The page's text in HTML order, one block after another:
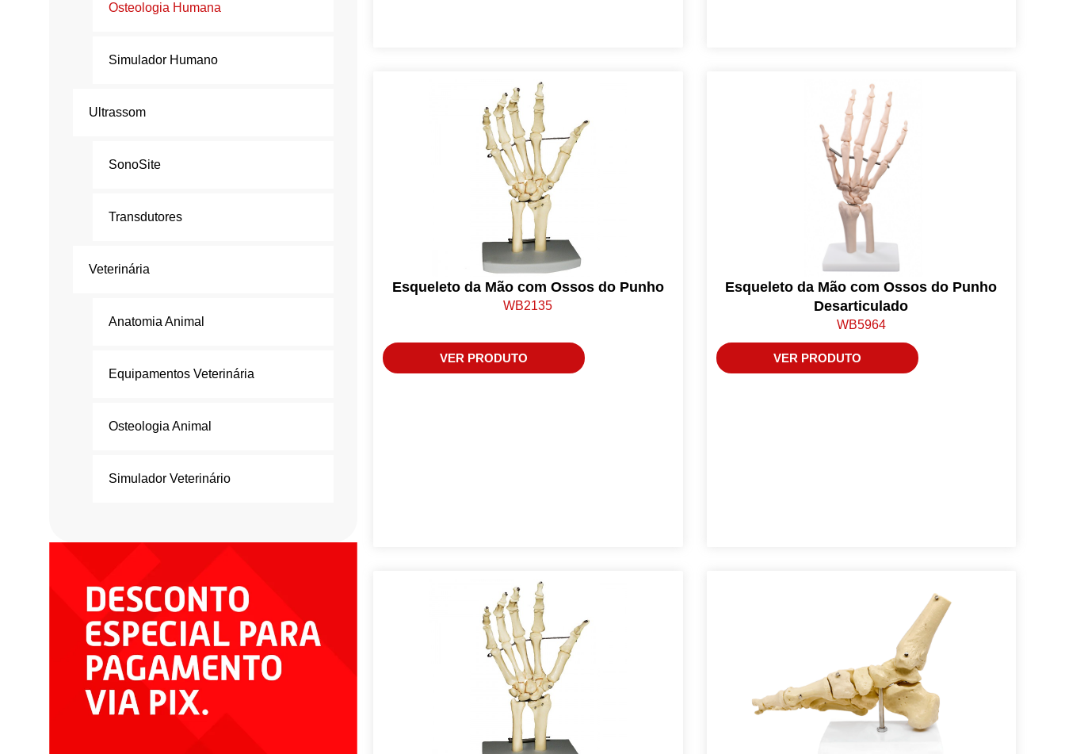
Osteologia Humana
Simulador Humano
Ultrassom
SonoSite
Transdutores
Veterinária
Anatomia Animal
Equipamentos Veterinária
Osteologia Animal
Simulador Veterinário
Esqueleto da Mão com Ossos do Punho
WB2135
VER PRODUTO
Esqueleto da Mão com Ossos do Punho
Desarticulado
WB5964
VER PRODUTO